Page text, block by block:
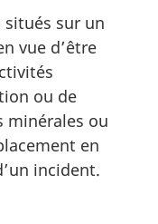
sur un
vue d’être
ou de
minérales ou
en
incident.